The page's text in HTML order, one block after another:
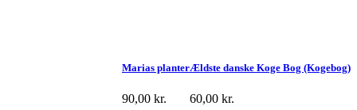
Ældste danske Koge Bog (Kogebog)
60,00 kr.
Marias planter
90,00 kr.